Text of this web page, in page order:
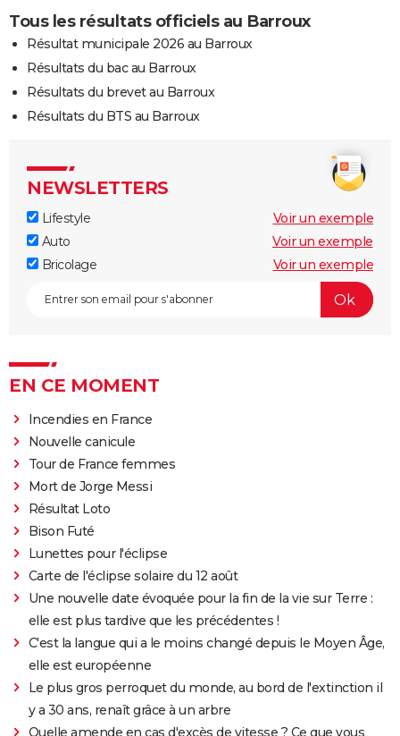
Tous les résultats officiels au Barroux
Résultat municipale 2026 au Barroux
Résultats du bac au Barroux
Résultats du brevet au Barroux
Résultats du BTS au Barroux
NEWSLETTERS
Lifestyle
Voir un exemple
Auto
Voir un exemple
Bricolage
Voir un exemple
EN CE MOMENT
Incendies en France
Nouvelle canicule
Tour de France femmes
Mort de Jorge Messi
Résultat Loto
Bison Futé
Lunettes pour l'éclipse
Carte de l'éclipse solaire du 12 août
Une nouvelle date évoquée pour la fin de la vie sur Terre :
elle est plus tardive que les précédentes !
C'est la langue qui a le moins changé depuis le Moyen Âge,
elle est européenne
Le plus gros perroquet du monde, au bord de l'extinction il
y a 30 ans, renaît grâce à un arbre